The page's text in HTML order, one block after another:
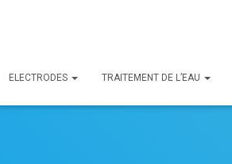
ELECTRODES TRAITEMENT DE L’EAU